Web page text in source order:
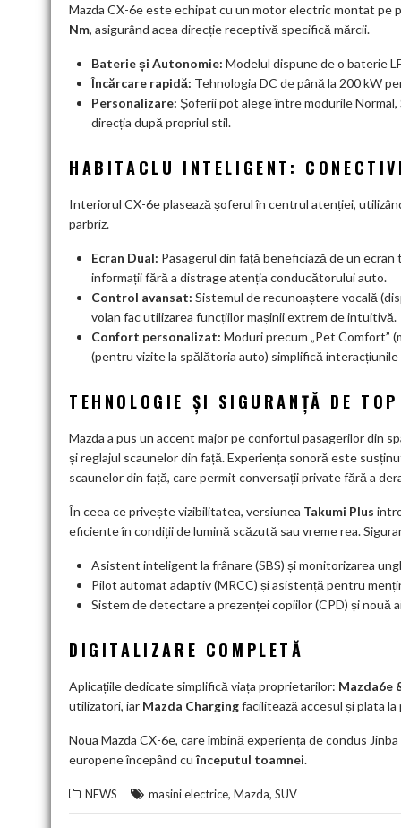
Mazda CX-6e este echipat cu un motor electric montat pe
Nm, asigurând acea direcție receptivă specifică mărcii.
Baterie și Autonomie: Modelul dispune de o baterie
Încărcare rapidă: Tehnologia DC de până la 200 kW
Personalizare: Șoferii pot alege între modurile
direcția după propriul stil.
HABITACLU INTELIGENT:
Interiorul CX-6e plasează șoferul în centrul atenției,
parbriz.
Ecran Dual: Pasagerul din față beneficiază de un
informații fără a distrage atenția conducătorului auto.
Control avansat: Sistemul de recunoaștere vocală
volan fac utilizarea funcțiilor mașinii extrem de intuitivă.
Confort personalizat: Moduri precum „Pet Comfort”
(pentru vizite la spălătoria auto) simplifică interacțiunile
TEHNOLOGIE ȘI SIGURANȚĂ DE TOP
Mazda a pus un accent major pe confortul pasagerilor din
și reglajul scaunelor din față. Experiența sonoră este
scaunelor din față, care permit conversații private fără a
În ceea ce privește vizibilitatea, versiunea Takumi Plus
eficiente în condiții de lumină scăzută sau vreme rea.
Asistent inteligent la frânare (SBS) și monitorizarea
Pilot automat adaptiv (MRCC) și asistență pentru
Sistem de detectare a prezenței copiilor (CPD) și nouă
DIGITALIZARE COMPLETĂ
Aplicațiile dedicate simplifică viața proprietarilor: Mazda6e
utilizatori, iar Mazda Chargingfacilitează accesul și plata
Noua Mazda CX-6e, care îmbină experiența de condus
europene începând cuînceputul toamnei.
NEWS masini electrice, Mazda, SUV